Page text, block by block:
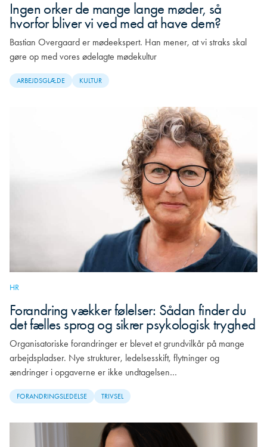
Ingen orker de mange lange møder, så
hvorfor bliver vi ved med at have dem?
Bastian Overgaard er mødeekspert. Han mener, at vi straks skal
gøre op med vores ødelagte mødekultur
ARBEJDSGLÆDE KULTUR
HR
Forandring vækker følelser: Sådan finder du
det fælles sprog og sikrer psykologisk tryghed
Organisatoriske forandringer er blevet et grundvilkår på mange
arbejdspladser. Nye strukturer, ledelsesskift, flytninger og
ændringer i opgaverne er ikke undtagelsen…
FORANDRINGSLEDELSE TRIVSEL